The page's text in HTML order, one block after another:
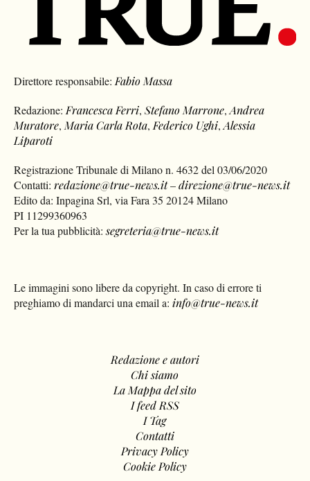
Muratore,Maria Carla Rota,Federico Ughi,Alessia
Liparoti
Contatti:redazione@true-news.it–direzione@true-news.it
Edito da: Inpagina Srl, via Fara 35 20124 Milano
PI 11299360963
Per la tua pubblicità:
preghiamo di mandarci una email a:info@true-news.it
Chi siamo
La Mappa del sito
I feed RSS
I Tag
Contatti
Privacy Policy
Cookie Policy